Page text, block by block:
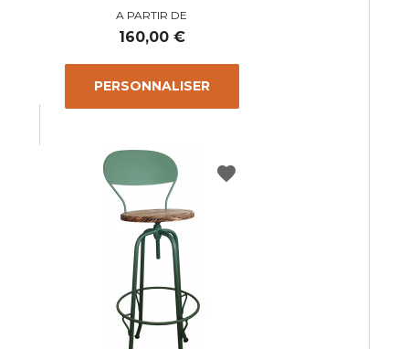
Prix
A PARTIR DE
160,00 €
PERSONNALISER
favorite